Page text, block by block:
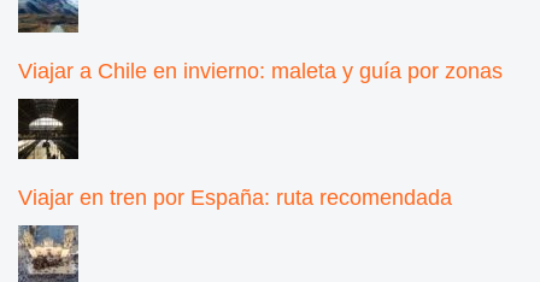
Viajar a Chile en invierno: maleta y guía por zonas
Viajar en tren por España: ruta recomendada